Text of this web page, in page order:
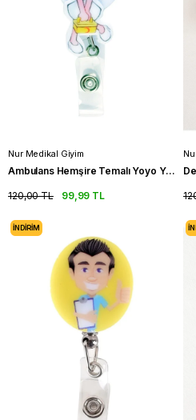
Nur Medikal Giyim
Ambulans Hemşire Temalı Yoyo Yaka Kartlığı
99,99 TL
120,00 TL
İNDIRIM